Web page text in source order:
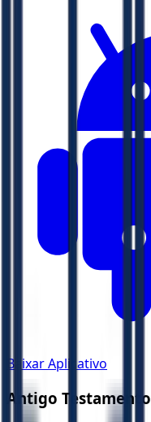
Baixar Aplicativo
Antigo Testamento